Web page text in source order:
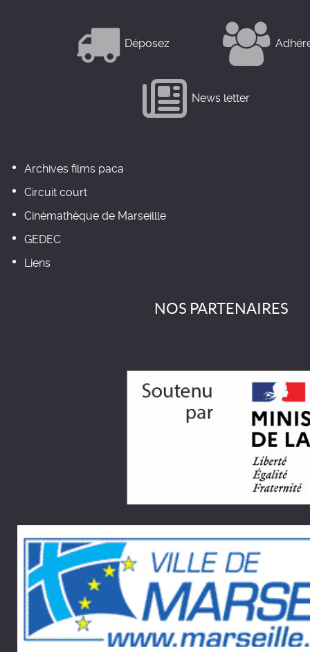
Déposez
News letter
Archives films paca
Circuit court
Cinémathèque de Marseillle
GEDEC
Liens
NOS PARTENAIRES